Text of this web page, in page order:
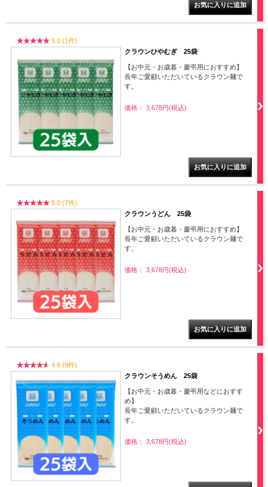
5.0 (1件)
クラウンひやむぎ 25袋
【お中元・お歳暮・慶弔用におすすめ】
長年ご愛顧いただいているクラウン麺で
す。
価格： 3,678円(税込)
5.0 (7件)
クラウンうどん 25袋
【お中元・お歳暮・慶弔用におすすめ】
長年ご愛顧いただいているクラウン麺で
す。
価格： 3,678円(税込)
4.6 (9件)
クラウンそうめん 25袋
【お中元・お歳暮・慶弔用などにおすす
め】
長年ご愛顧いただいているクラウン麺で
す。
価格： 3,678円(税込)